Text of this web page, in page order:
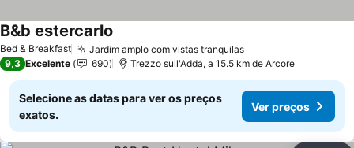
Bed & Breakfast Jardim amplo com vistas tranquilasVer preços
B&b estercarlo
9,3 Excelente 690 Trezzo sull'Adda, a 15.5 km de Arcore
Selecione as datas para ver os preços
exatos.
Ver preços